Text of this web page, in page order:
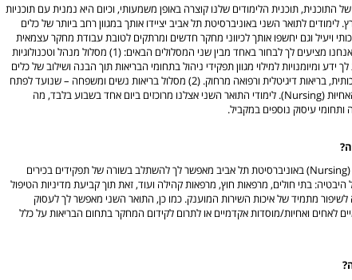
התוכנית, תוכנית הלימודים שלנו קוצרה באופן משמעותי, וכיום היא נמנית עם תוכניות
לימודים לתואר השני באוניברסיטת תל אביב יציידו אותך במגוון רחב ביותר של כלים
ויעיל וגם יחשפו אותך לכיווני מחקר חדשים ומרתקים לטובת עבודת מחקר עצמאית
בתחום הבריאות בעתיד. אנחנו מציעים לך לבחור באחד מבין שני המסלולים הבאים: (1) מסלול מנהל וטכנולוגיות
ידע ומיומנויות למילוי מגוון תפקידי ניהול בתחומי הבריאות תוך הבנה ושילוב של כלים
מתקדמים כמו בינה מלאכותית, בריאות דיגיטלית ורפואה מרחוק. (2) מסלול בריאות נשים ומשפחה – שנועד לפתח
מנהיגות קלינית במדעי האחיוּת (Nursing). לימודי התואר השני אצלנו מרוכזים ביום אחד בשבוע בלבד, מה
עיסוק נוספים במקביל.
תואר שני במדעי האחיוּת (Nursing) באוניברסיטת תל אביב מאפשר לך להשתלב בשורה של תפקידים בכירים
בתי חולים, מרפאות חוץ, מרפאות קהילה ועוד, זאת תוך קביעת מדיניות הטיפול
לשיפור מתמיד של איכות השירות המוענק. כמו כן, התואר השני מאפשר לך לעסוק
לאחים ואחיות/מוסדות אקדמיים או לתרום לקידום המחקר בתחום הבריאות על כלל